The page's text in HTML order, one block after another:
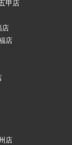
甲店
店
店
店